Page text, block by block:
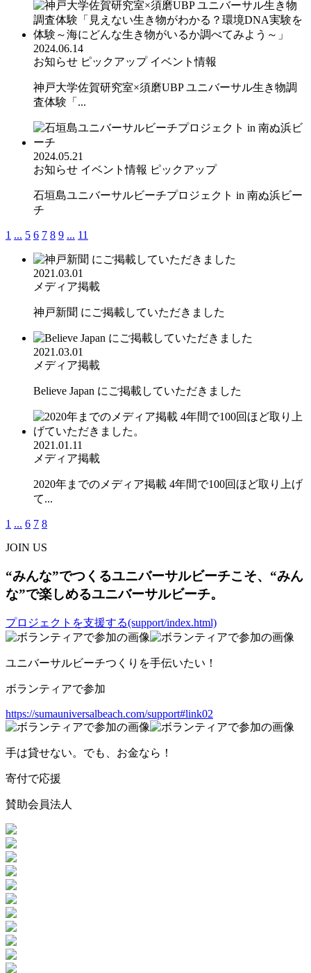
2024.06.14
お知らせ ピックアップ イベント情報
神戸大学佐賀研究室×須磨UBP ユニバーサル生き物調
査体験「...
2024.05.21
お知らせ イベント情報 ピックアップ
石垣島ユニバーサルビーチプロジェクト in 南ぬ浜ビー
チ
1 ... 5 6 7 8 9 ... 11
2021.03.01
メディア掲載
神戸新聞 にご掲載していただきました
2021.03.01
メディア掲載
Believe Japan にご掲載していただきました
2021.01.11
メディア掲載
2020年までのメディア掲載 4年間で100回ほど取り上げ
て...
1 ... 6 7 8
JOIN US
“みんな”でつくるユニバーサルビーチこそ、“みん
な”で楽しめるユニバーサルビーチ。
プロジェクトを支援する(support/index.html)
ユニバーサルビーチつくりを手伝いたい！
ボランティアで参加
https://sumauniversalbeach.com/support#link02
手は貸せない。でも、お金なら！
寄付で応援
賛助会員法人